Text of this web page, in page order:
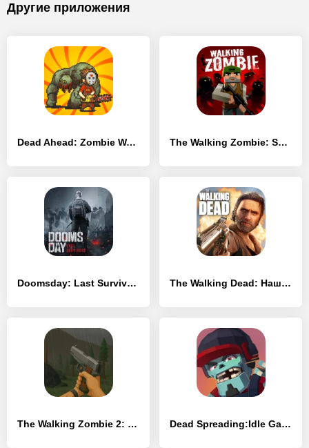
Другие приложения
Dead Ahead: Zombie Warfare The Walking Zombie: Shooter
Doomsday: Last Survivors The Walking Dead: Наш мир
The Walking Zombie 2: Shooter Dead Spreading:Idle Game